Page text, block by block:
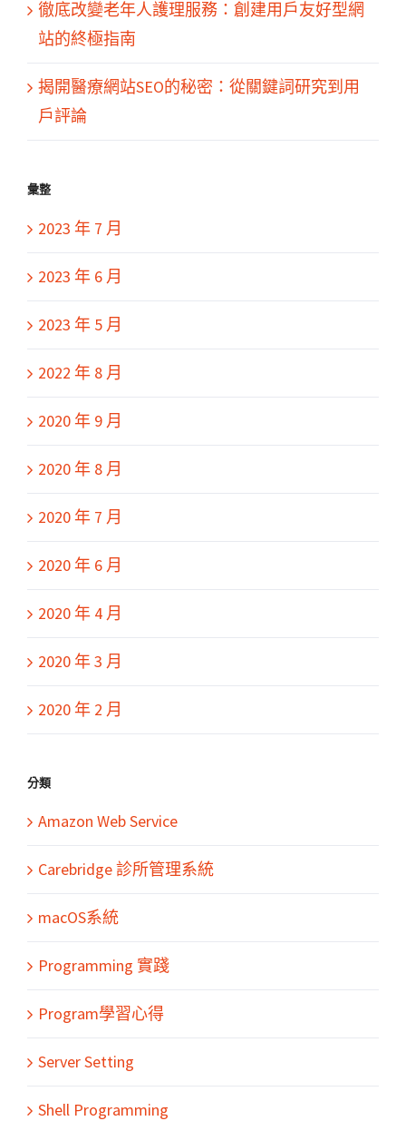
徹底改變老年人護理服務：創建用戶友好型網
站的終極指南
揭開醫療網站SEO的秘密：從關鍵詞研究到用
戶評論
彙整
2023 年 7 月
2023 年 6 月
2023 年 5 月
2022 年 8 月
2020 年 9 月
2020 年 8 月
2020 年 7 月
2020 年 6 月
2020 年 4 月
2020 年 3 月
2020 年 2 月
分類
Amazon Web Service
Carebridge 診所管理系統
macOS系統
Programming 實踐
Program學習心得
Server Setting
Shell Programming